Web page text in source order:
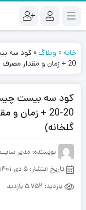
خانه » وبلاگ »
20 + زمان و مقدار مصرف برای زراعی، باغی و گلخانه)
20-20 +
گلخانه)
نویسنده: مدیر سایت
تاریخ انتشار: 5 دی 1401
بازدید: 5,752 بازدید